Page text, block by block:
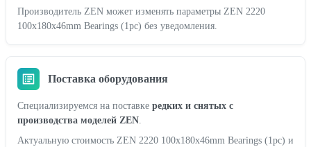
Производитель ZEN может изменять параметры ZEN 2220
100x180x46mm Bearings (1pc) без уведомления.
Поставка оборудования
Специализируемся на поставке редких и снятых с
производства моделей ZEN
Актуальную стоимость ZEN 2220 100x180x46mm Bearings (1pc) и